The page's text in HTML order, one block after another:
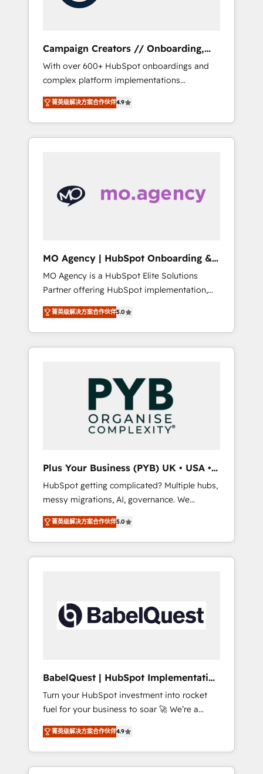
collaborative approach keeps you in control
supported over 500 organisations with
HubSpot implementation, optimisation,
training, and adoption assurance. Our tried
and tested Roadmap methodology will
ensure that you receive the best deployment
experience possible. Whether you are new to
HubSpot or seeking to turn around a poor
Campaign Creators // Onboarding,
CRM Migration
With over 600+ HubSpot onboardings and
complex platform implementations
delivered, CC is the go-to Elite Solutions
Partner for businesses ready to migrate,
replatform, and scale smarter. We specialize
in high-impact CRM and CMS migrations and
turning fragmented systems into unified,
growth-ready HubSpot architectures that
custom integrations across your full tech
stack. - Custom object setup, CMS builds, and
full-funnel automation. - Dashboards,
lifecycle campaigns, and lead nurturing
sequences. - Cross-hub setup across
Marketing, Sales, Operations, and Service
Hubs. - Ongoing optimization, managed
HubSpot your most powerful growth engine.
Built to convert, scale, and drive results.
菁英级解决方案合作伙伴4.9
MO Agency | HubSpot Onboarding &
Implementation
MO Agency is a HubSpot Elite Solutions
Partner offering HubSpot implementation,
marketing automation, CRM and RevOps
consulting, B2B SEO, paid media, content
marketing, AEO and GEO (AI search
optimisation), and HubSpot Content Hub
technology, professional services, financial
services and industrial sectors. Offices in
Johannesburg, Cape Town, Dubai & London.
500+ HubSpot CRM implementations
Google AI Overviews. HubSpot Impact Award
- Customer First HubSpot Impact Award -
Integrations Innovation HubSpot Impact
Award - Platform Migration Excellence
HubSpot Impact Award - Platform Excellence
40+ full-time HubSpot professionals. 100s of
certifications and accreditations with
菁英级解决方案合作伙伴5.0
Plus Your Business (PYB) UK • USA •
Europe
HubSpot getting complicated? Multiple hubs,
messy migrations, AI, governance. We
organise that complexity, so your team can
put HubSpot to work... Welcome to our
Profile! We help with: • CRM implementation,
reports, workflows, and team training • CRM
governance for HubSpot-centred operations
A little about us: • Boutique 'Elite' team of 12 •
42001:2023 certified - the AI management
standard • GuardHub: our AI governance
framework, built on ISO 42001 Ready for the
next step? Click the 👈 '𝗖𝗼𝗻𝘁𝗮𝗰𝘁 𝗯𝘂𝘀𝗶𝗻𝗲𝘀𝘀'
button to get in touch (𝘸𝘦'𝘳𝘦 𝘴𝘶𝘱𝘦𝘳
𝘳𝘦𝘴𝘱𝘰𝘯𝘴𝘪𝘷𝘦)
菁英级解决方案合作伙伴5.0
BabelQuest | HubSpot Implementation
& Consultancy
Turn your HubSpot investment into rocket
fuel for your business to soar 🚀 We’re a
team of accredited HubSpot experts ready
to help you. We can implement the platform
into complex business environments,
optimise what you've got and make sure you
菁英级解决方案合作伙伴4.9